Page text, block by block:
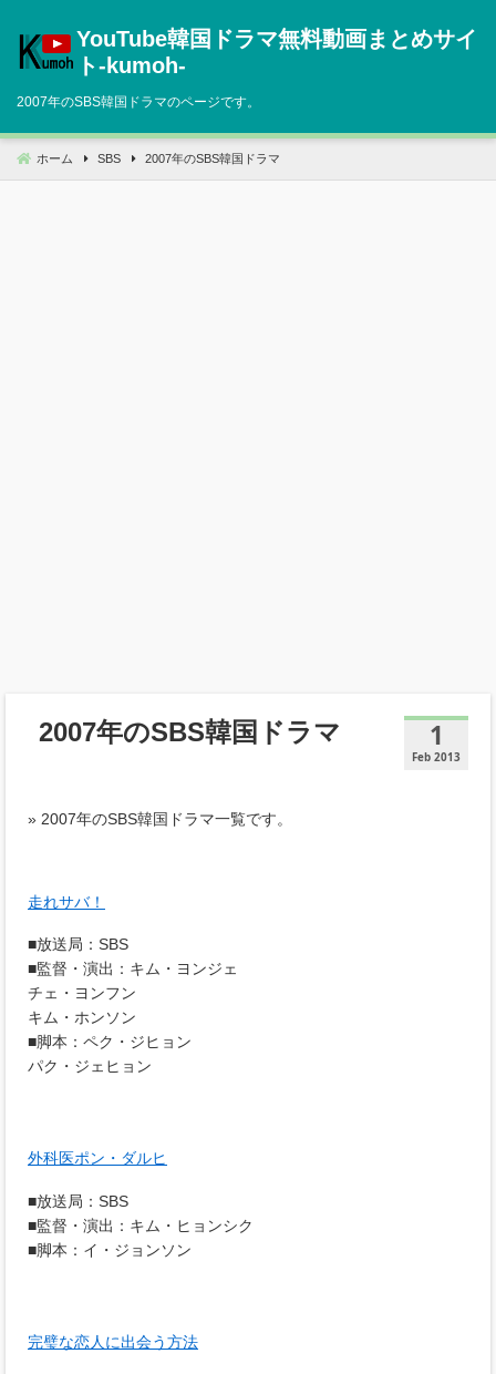
へ
動
YouTube韓国ドラマ無料動画まとめサイ
ト‐kumoh‐
2007年のSBS韓国ドラマのページです。
ホーム SBS 2007年のSBS韓国ドラマ
1
Feb 2013
2007年のSBS韓国ドラマ
» 2007年のSBS韓国ドラマ一覧です。
走れサバ！
■放送局：SBS
■監督・演出：キム・ヨンジェ
チェ・ヨンフン
キム・ホンソン
■脚本：ペク・ジヒョン
パク・ジェヒョン
外科医ポン・ダルヒ
■放送局：SBS
■監督・演出：キム・ヒョンシク
■脚本：イ・ジョンソン
完璧な恋人に出会う方法